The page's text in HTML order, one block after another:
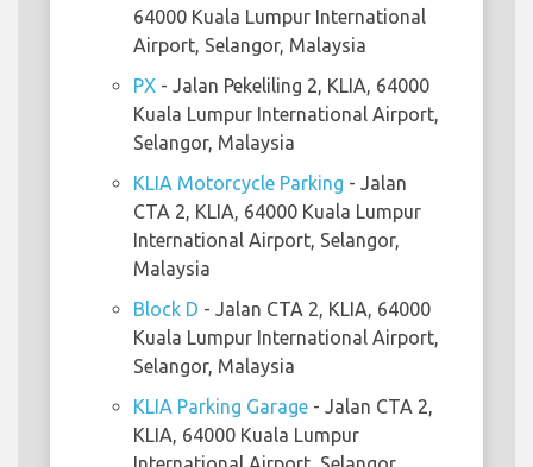
64000 Kuala Lumpur International
Airport, Selangor, Malaysia
PX - Jalan Pekeliling 2, KLIA, 64000
Kuala Lumpur International Airport,
Selangor, Malaysia
KLIA Motorcycle Parking - Jalan
CTA 2, KLIA, 64000 Kuala Lumpur
International Airport, Selangor,
Malaysia
Block D - Jalan CTA 2, KLIA, 64000
Kuala Lumpur International Airport,
Selangor, Malaysia
KLIA Parking Garage - Jalan CTA 2,
KLIA, 64000 Kuala Lumpur